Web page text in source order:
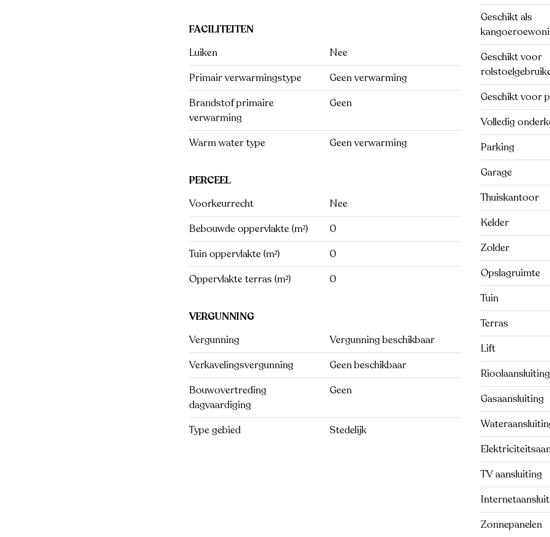
FACILITEITEN
Luiken
Nee
Primair verwarmingstype
Geen verwarming
Brandstof primaire
verwarming
Geen
Warm water type Geen verwarming
PERCEEL
Voorkeurrecht
Nee
Bebouwde oppervlakte (m²)
0
Tuin oppervlakte (m²)
0
Oppervlakte terras (m²)
0
VERGUNNING
Vergunning
Vergunning beschikbaar
Verkavelingsvergunning
Geen beschikbaar
Bouwovertreding
dagvaardiging
Geen
Type gebied Stedelijk
Geschikt als
Geschikt voor
Geschikt voor
Volledig
Parking
Garage
Thuiskantoor
Kelder
Zolder
Opslagruimte
Tuin
Terras
Lift
Rioolaansluiting
Gasaansluiting
TV aansluiting
Zonnepanelen